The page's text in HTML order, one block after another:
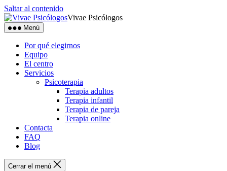
Saltar al contenido
Vivae Psicólogos
Menú
Por qué elegirnos
Equipo
El centro
Servicios
Psicoterapia
Terapia adultos
Terapia infantil
Terapia de pareja
Terapia online
Contacta
FAQ
Blog
Cerrar el menú